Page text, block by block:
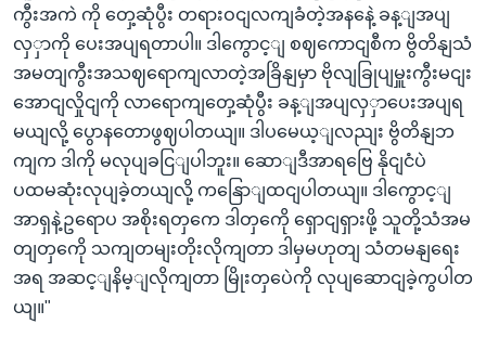
ကွီးအကဲ ကို တှေ့ဆုံပွီး တရားဝငျလကျခံတဲ့အနနေဲ့ ခန့ျအပျ
လှှာကို ပေးအပျရတာပါ။ ဒါကွောင့ျ စဈကောငျစီက ဗွိတိနျသံ
အမတျကွီးအသဈရောကျလာတဲ့အခြိနျမှာ ဗိုလျခြုပျမှူးကွီးမငျး
အောငျလှိုငျကို လာရောကျတှေ့ဆုံပွီး ခန့ျအပျလှှာပေးအပျရ
မယျလို့ ပွောနတောဖွဈပါတယျ။ ဒါပမေယ့ျလညျး ဗွိတိနျဘ
ကျက ဒါကို မလုပျခငြျပါဘူး။ ဆောျဒီအာရဗြေ နိုငျငံပဲ
ပထမဆုံးလုပျခဲ့တယျလို့ ကနြောျထငျပါတယျ။ ဒါကွောင့ျ
အာရှနဲ့ဥရောပ အစိုးရတှကေ ဒါတှကေို ရှောငျရှားဖို့ သူတို့သံအမ
တျတှကေို သကျတမျးတိုးလိုကျတာ ဒါမှမဟုတျ သံတမနျရေး
အရ အဆင့ျနိမ့ျလိုကျတာ မြိုးတှပေဲကို လုပျဆောငျခဲ့ကွပါတ
ယျ။"